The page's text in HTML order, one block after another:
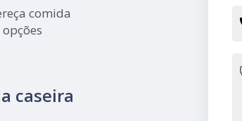
comida
caseira